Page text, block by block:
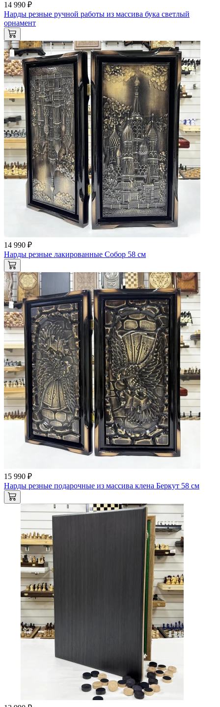
14 990 ₽
Нарды резные ручной работы из массива бука светлый
орнамент
14 990 ₽
Нарды резные лакированные Собор 58 см
15 990 ₽
Нарды резные подарочные из массива клена Беркут 58 см